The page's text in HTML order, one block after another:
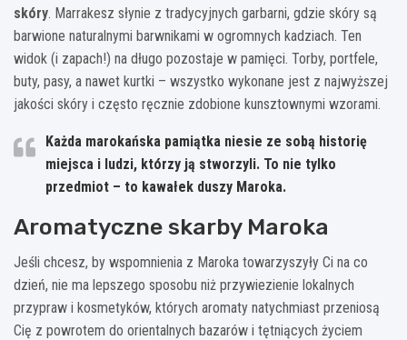
skóry. Marrakesz słynie z tradycyjnych garbarni, gdzie skóry są
barwione naturalnymi barwnikami w ogromnych kadziach. Ten
widok (i zapach!) na długo pozostaje w pamięci. Torby, portfele,
buty, pasy, a nawet kurtki – wszystko wykonane jest z najwyższej
jakości skóry i często ręcznie zdobione kunsztownymi wzorami.
Każda marokańska pamiątka niesie ze sobą historię
miejsca i ludzi, którzy ją stworzyli. To nie tylko
przedmiot – to kawałek duszy Maroka.
Aromatyczne skarby Maroka
Jeśli chcesz, by wspomnienia z Maroka towarzyszyły Ci na co
dzień, nie ma lepszego sposobu niż przywiezienie lokalnych
przypraw i kosmetyków, których aromaty natychmiast przeniosą
Cię z powrotem do orientalnych bazarów i tętniących życiem